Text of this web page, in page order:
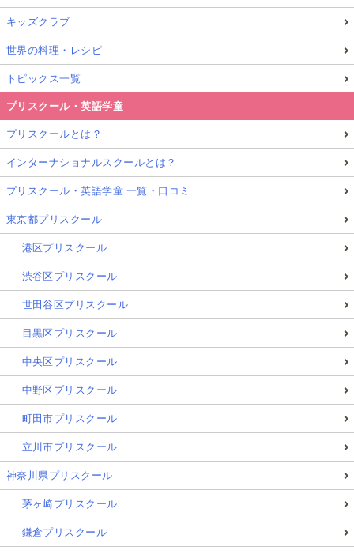
キッズクラブ
世界の料理・レシピ
トピックス一覧
プリスクール・英語学童
プリスクールとは？
インターナショナルスクールとは？
プリスクール・英語学童 一覧・口コミ
東京都プリスクール
港区プリスクール
渋谷区プリスクール
世田谷区プリスクール
目黒区プリスクール
中央区プリスクール
中野区プリスクール
町田市プリスクール
立川市プリスクール
神奈川県プリスクール
茅ヶ崎プリスクール
鎌倉プリスクール